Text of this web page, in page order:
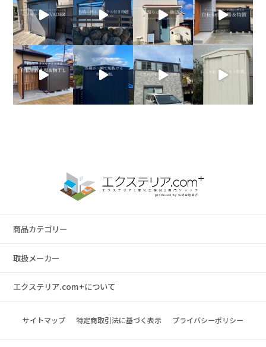
商品カテゴリー
取扱メーカー
エクステリア.com+について
サイトマップ 特定商取引法に基づく表示 プライバシーポリシー